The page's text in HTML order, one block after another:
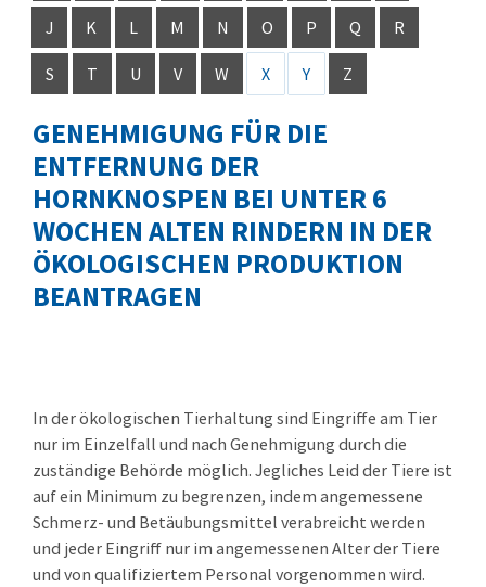
J K L M N O P Q R
S T U V W X Y Z
GENEHMIGUNG FÜR DIE
ENTFERNUNG DER
HORNKNOSPEN BEI UNTER 6
WOCHEN ALTEN RINDERN IN DER
ÖKOLOGISCHEN PRODUKTION
BEANTRAGEN
In der ökologischen Tierhaltung sind Eingriffe am Tier
nur im Einzelfall und nach Genehmigung durch die
zuständige Behörde möglich. Jegliches Leid der Tiere ist
auf ein Minimum zu begrenzen, indem angemessene
Schmerz- und Betäubungsmittel verabreicht werden
und jeder Eingriff nur im angemessenen Alter der Tiere
und von qualifiziertem Personal vorgenommen wird.